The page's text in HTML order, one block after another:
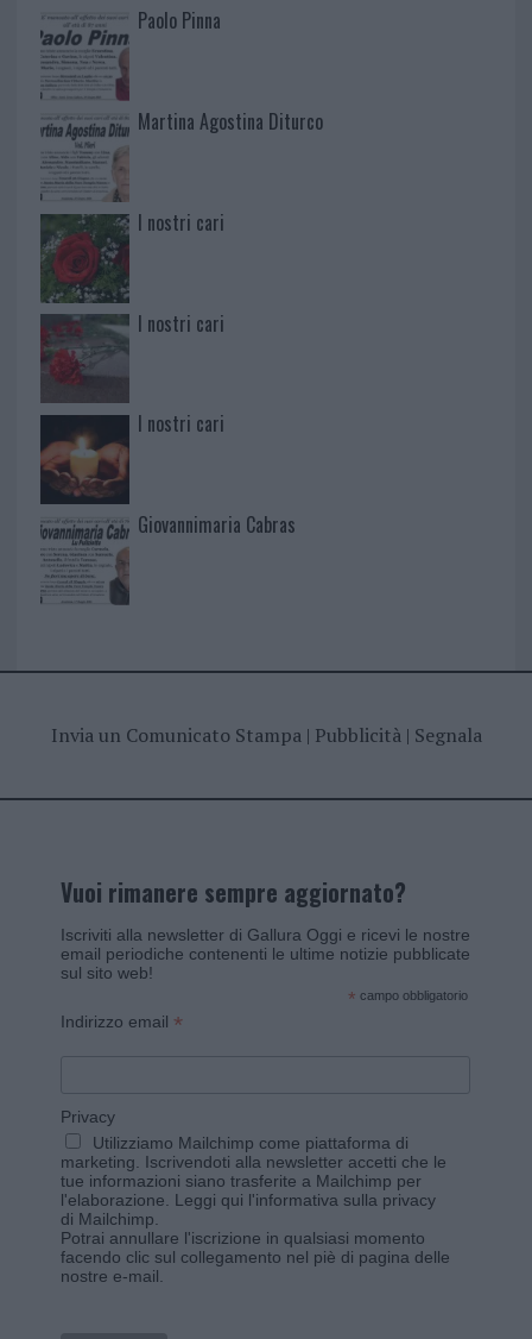
Paolo Pinna
Martina Agostina Diturco
I nostri cari
I nostri cari
I nostri cari
Giovannimaria Cabras
Invia un Comunicato Stampa| Pubblicità| Segnala
Vuoi rimanere sempre aggiornato?
Iscriviti alla newsletter di Gallura Oggi e ricevi le nostre
email periodiche contenenti le ultime notizie pubblicate
sul sito web!
* campo obbligatorio
Indirizzo email *
Privacy
Utilizziamo Mailchimp come piattaforma di
marketing. Iscrivendoti alla newsletter accetti che le
tue informazioni siano trasferite a Mailchimp per
l'elaborazione. Leggi qui l'informativa sulla privacy
di Mailchimp
Potrai annullare l'iscrizione in qualsiasi momento
facendo clic sul collegamento nel piè di pagina delle
nostre e-mail.